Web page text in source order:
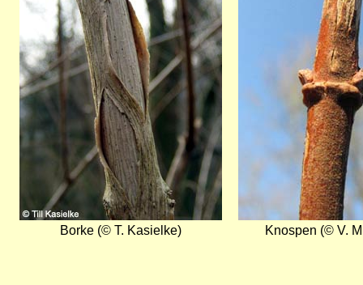
Borke (© T. Kasielke) Knospen (© V.